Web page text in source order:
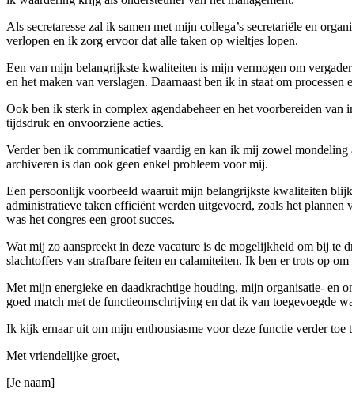
Als secretaresse zal ik samen met mijn collega’s secretariële en
verlopen en ik zorg ervoor dat alle taken op wieltjes lopen.
Een van mijn belangrijkste kwaliteiten is mijn vermogen om
en het maken van verslagen. Daarnaast ben ik in staat om
Ook ben ik sterk in complex agendabeheer en het voorbereiden
tijdsdruk en onvoorziene acties.
Verder ben ik communicatief vaardig en kan ik mij zowel
archiveren is dan ook geen enkel probleem voor mij.
Een persoonlijk voorbeeld waaruit mijn belangrijkste kwaliteiten
administratieve taken efficiënt werden uitgevoerd, zoals het plannen
was het congres een groot succes.
Wat mij zo aanspreekt in deze vacature is de mogelijkheid om bij te
slachtoffers van strafbare feiten en calamiteiten. Ik ben er trots op
Met mijn energieke en daadkrachtige houding, mijn organisatie-
goed match met de functieomschrijving en dat ik van toegevoegde
Ik kijk ernaar uit om mijn enthousiasme voor deze functie verder
Met vriendelijke groet,
[Je naam]